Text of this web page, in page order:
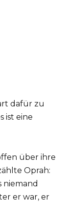
dafür zu
ist eine
über ihre
Oprah:
niemand
er war, er